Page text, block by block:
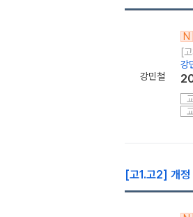
강민철
N
[
강
[고1.고2] 개정